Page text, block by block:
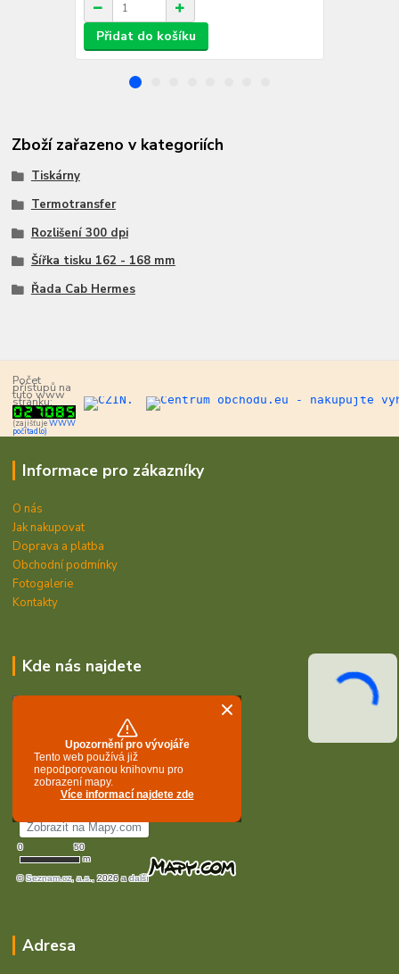
Přidat do košíku
Zboží zařazeno v kategoriích
Tiskárny
Termotransfer
Rozlišení 300 dpi
Šířka tisku 162 - 168 mm
Řada Cab Hermes
Počet
přístupů na
tuto www
stránku:
(zajišťujeWWW
počítadlo)
Informace pro zákazníky
O nás
Jak nakupovat
Doprava a platba
Obchodní podmínky
Fotogalerie
Kontakty
Kde nás najdete
Adresa